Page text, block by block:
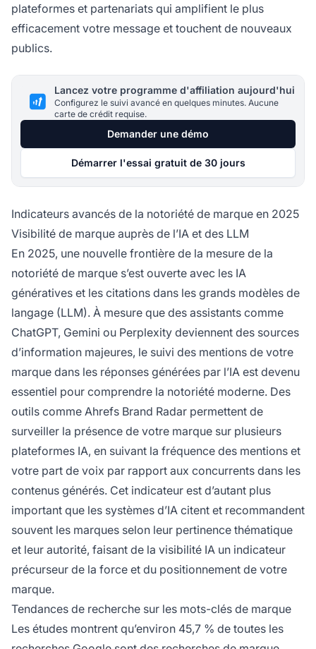
plateformes et partenariats qui amplifient le plus
efficacement votre message et touchent de nouveaux
publics.
Lancez votre programme d'affiliation aujourd'hui
Configurez le suivi avancé en quelques minutes. Aucune
carte de crédit requise.
Demander une démo
Démarrer l'essai gratuit de 30 jours
Indicateurs avancés de la notoriété de marque en 2025
Visibilité de marque auprès de l’IA et des LLM
En 2025, une nouvelle frontière de la mesure de la
notoriété de marque s’est ouverte avec les IA
génératives et les citations dans les grands modèles de
langage (LLM). À mesure que des assistants comme
ChatGPT, Gemini ou Perplexity deviennent des sources
d’information majeures, le suivi des mentions de votre
marque dans les réponses générées par l’IA est devenu
essentiel pour comprendre la notoriété moderne. Des
outils comme Ahrefs Brand Radar permettent de
surveiller la présence de votre marque sur plusieurs
plateformes IA, en suivant la fréquence des mentions et
votre part de voix par rapport aux concurrents dans les
contenus générés. Cet indicateur est d’autant plus
important que les systèmes d’IA citent et recommandent
souvent les marques selon leur pertinence thématique
et leur autorité, faisant de la visibilité IA un indicateur
précurseur de la force et du positionnement de votre
marque.
Tendances de recherche sur les mots-clés de marque
Les études montrent qu’environ 45,7 % de toutes les